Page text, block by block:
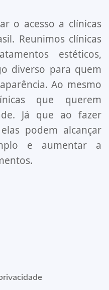
o acesso a clínicas
Reunimos clínicas
estéticos,
diverso para quem
Ao mesmo
que querem
Já que ao fazer
podem alcançar
e aumentar a